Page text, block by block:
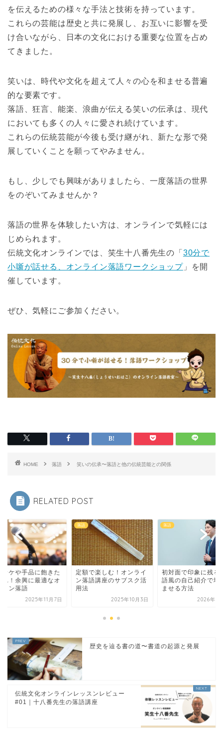
を伝えるための様々な手法と技術を持っています。
これらの芸能は歴史と共に発展し、お互いに影響を受
け合いながら、日本の文化における重要な位置を占め
てきました。
笑いは、時代や文化を超えて人々の心を和ませる普遍
的な要素です。
落語、狂言、能楽、浪曲が伝える笑いの伝承は、現代
においても多くの人々に愛され続けています。
これらの伝統芸能が今後も受け継がれ、新たな形で発
展していくことを願ってやみません。
もし、少しでも興味がありましたら、一度落語の世界
をのぞいてみませんか？
落語の世界を体験したい方は、オンラインで気軽には
じめられます。
伝統文化オンラインでは、笑生十八番先生の「 30分で
小噺が話せる、オンライン落語ワークショップ」を開
催しています。
ぜひ、気軽にご参加ください。
HOME 落語 笑いの伝承〜落語と他の伝統芸能との関係
RELATED POST
オケや手品に飽きた
れ！余興に最適なオ
イン落語
2025年11月7日
落語
定額で楽しむ！オンライ
ン落語講座のサブスク活
用法
2025年10月3日
落語
初対面で印象に残る
語風の自己紹介で場
ませる方法
2026年5
歴史を辿る書の道〜書道の起源と発展
伝統文化オンラインレッスンレビュー
#01｜十八番先生の落語講座